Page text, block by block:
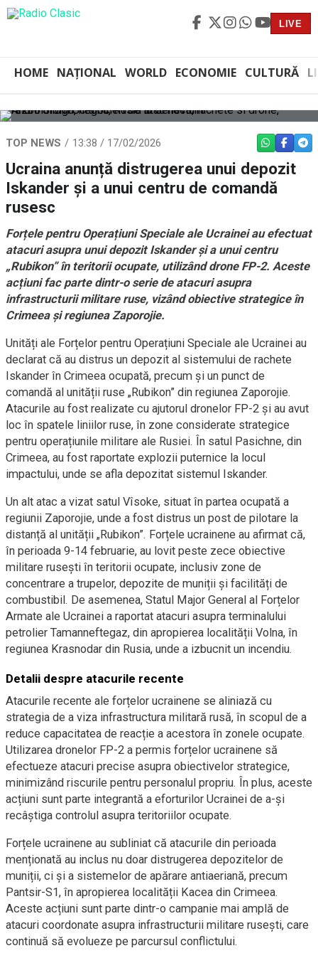
LIVE
HOME NAȚIONAL WORLD ECONOMIE CULTURĂ
TOP NEWS 13:38 / 17/02/2026 WHATSAPP
Ucraina anunță distrugerea unui depozit
Iskander și a unui centru de comandă
rusesc
Forțele pentru Operațiuni Speciale ale Ucrainei au efectuat
atacuri asupra unui depozit Iskander și a unui centru
„Rubikon” în teritorii ocupate, utilizând drone FP-2. Aceste
acțiuni fac parte dintr-o serie de atacuri asupra
infrastructurii militare ruse, vizând obiective strategice în
Crimeea și regiunea Zaporojie.
Unități ale Forțelor pentru Operațiuni Speciale ale Ucrainei au
declarat că au distrus un depozit al sistemului de rachete
Iskander în Crimeea ocupată, precum și un punct de
comandă al unității ruse „Rubikon” din regiunea Zaporojie.
Atacurile au fost realizate cu ajutorul dronelor FP-2 și au avut
loc în spatele liniilor ruse, în zone considerate strategice
pentru operațiunile militare ale Rusiei. În satul Pasichne, din
Crimeea, au fost raportate explozii puternice la locul
impactului, unde se afla depozitat sistemul Iskander.
Un alt atac a vizat satul Vîsoke, situat în partea ocupată a
regiunii Zaporojie, unde a fost distrus un post de pilotare la
distanță al unității „Rubikon”. Forțele ucrainene au afirmat că,
în perioada 9-14 februarie, au lovit peste zece obiective
militare rusești în teritorii ocupate, inclusiv zone de
concentrare a trupelor, depozite de muniții și facilități de
combustibil. De asemenea, Statul Major General al Forțelor
Armate ale Ucrainei a raportat atacuri asupra terminalului
petrolier Tamanneftegaz, din apropierea localității Volna, în
regiunea Krasnodar din Rusia, unde a izbucnit un incendiu.
Detalii despre atacurile recente
Atacurile recente ale forțelor ucrainene se aliniază cu
strategia de a viza infrastructura militară rusă, în scopul de a
reduce capacitatea de reacție a acestora în zonele ocupate.
Utilizarea dronelor FP-2 a permis forțelor ucrainene să
efectueze atacuri precise asupra obiectivelor strategice,
minimizând riscurile pentru personalul propriu. În plus, aceste
acțiuni sunt parte integrantă a eforturilor Ucrainei de a-și
recâștiga controlul asupra teritoriilor ocupate.
Forțele ucrainene au subliniat că atacurile din perioada
menționată au inclus nu doar distrugerea depozitelor de
muniții, ci și a sistemelor de apărare antiaeriană, precum
Pantsir-S1, în apropierea localității Kacea din Crimeea.
Aceste acțiuni sunt parte dintr-o campanie mai amplă de
atacuri coordonate asupra infrastructurii militare rusești, care
continuă să evolueze pe parcursul conflictului.